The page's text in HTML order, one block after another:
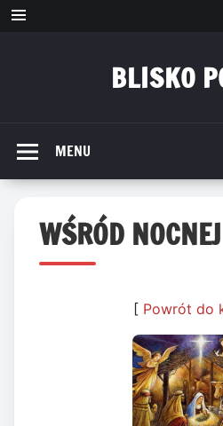
Przejdź
BLISKO
MENU
WŚRÓD
[ Powrót do